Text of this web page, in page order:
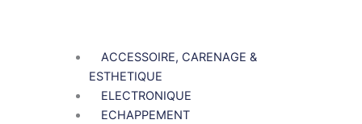
ACCESSOIRE, CARENAGE &
ESTHETIQUE
ELECTRONIQUE
ECHAPPEMENT